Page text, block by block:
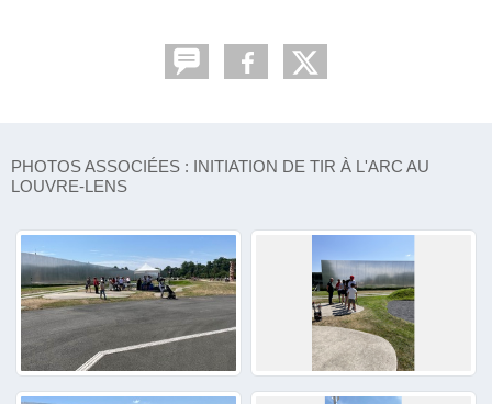
PHOTOS ASSOCIÉES : INITIATION DE TIR À L'ARC AU
LOUVRE-LENS